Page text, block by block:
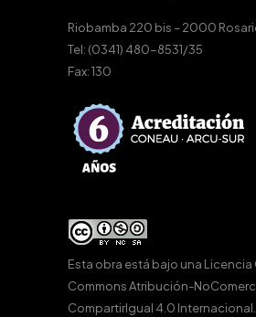
Riobamba 220 bis – 2000
Tel: (0341) 480-8531/35
Fax: 130
Esta obra está bajo una Licencia
Commons Atribución-
CompartirIgual 4.0 Internacional.